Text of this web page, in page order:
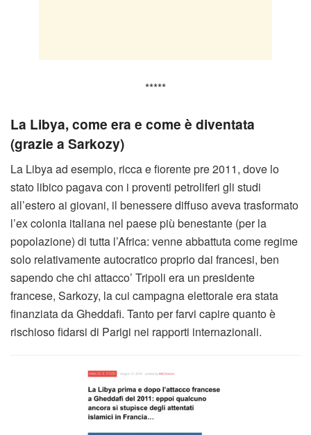
*****
La Libya, come era e come è diventata
(grazie a Sarkozy)
La Libya ad esempio, ricca e fiorente pre 2011, dove lo
stato libico pagava con i proventi petroliferi gli studi
all’estero ai giovani, il benessere diffuso aveva trasformato
l’ex colonia italiana nel paese più benestante (per la
popolazione) di tutta l’Africa: venne abbattuta come regime
solo relativamente autocratico proprio dai francesi, ben
sapendo che chi attacco’ Tripoli era un presidente
francese, Sarkozy, la cui campagna elettorale era stata
finanziata da Gheddafi. Tanto per farvi capire quanto è
rischioso fidarsi di Parigi nei rapporti internazionali.